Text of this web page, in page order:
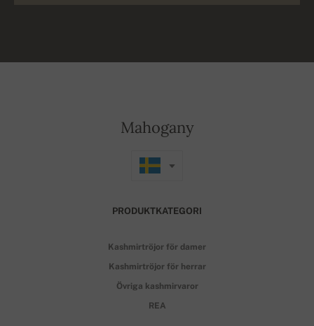
Mahogany
PRODUKTKATEGORI
Kashmirtröjor för damer
Kashmirtröjor för herrar
Övriga kashmirvaror
REA